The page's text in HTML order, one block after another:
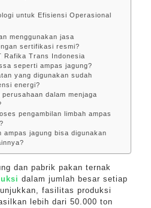
untuk Efisiensi Operasional
menggunakan jasa
sertifikasi resmi?
Rafika Trans Indonesia
seperti ampas jagung?
yang digunakan sudah
energi?
dalam menjaga
pengambilan limbah ampas
ampas jagung bisa digunakan
dan pabrik pakan ternak
dalam jumlah besar setiap
fasilitas produksi
lebih dari 50.000 ton